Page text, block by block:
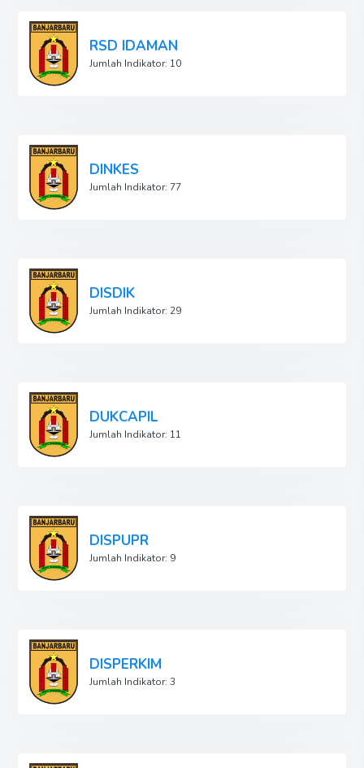
RSD IDAMAN
Jumlah Indikator: 10
DINKES
Jumlah Indikator: 77
DISDIK
Jumlah Indikator: 29
DUKCAPIL
Jumlah Indikator: 11
DISPUPR
Jumlah Indikator: 9
DISPERKIM
Jumlah Indikator: 3